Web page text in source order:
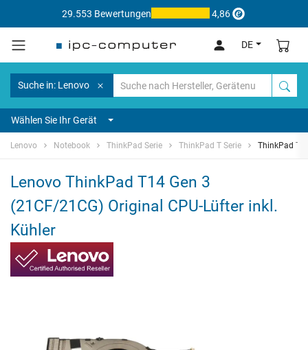
29.553 Bewertungen 4,86
DE
Suche in: Lenovo
Wählen Sie Ihr Gerät
Lenovo Notebook ThinkPad Serie ThinkPad T Serie ThinkPad
Lenovo ThinkPad T14 Gen 3
(21CF/21CG) Original CPU-Lüfter inkl.
Kühler